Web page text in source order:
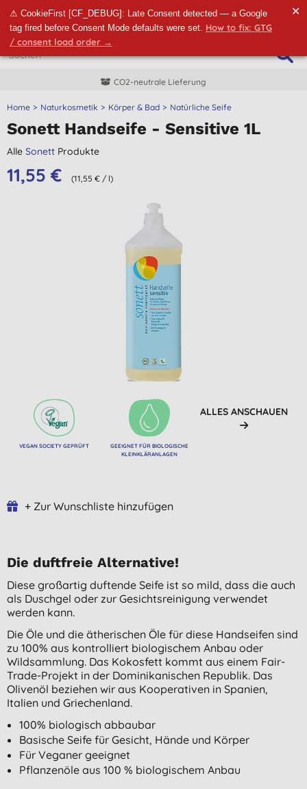
⚠ CookieFirst [CF_DEBUG]: Late Consent detected — a Google
tag fired before Consent Mode defaults were set. How to fix: GTG
/ consent load order →
✕
CO2-neutrale Lieferung
Home Naturkosmetik Körper & Bad Natürliche Seife
Sonett Handseife - Sensitive 1L
Alle Sonett Produkte
11,55 € (11,55 € / l)
VEGAN SOCIETY GEPRÜFT
GEEIGNET FÜR BIOLOGISCHE
KLEINKLÄRANLAGEN
ALLES ANSCHAUEN
+ Zur Wunschliste hinzufügen
Die duftfreie Alternative!
Diese großartig duftende Seife ist so mild, dass die auch
als Duschgel oder zur Gesichtsreinigung verwendet
werden kann.
Die Öle und die ätherischen Öle für diese Handseifen sind
zu 100% aus kontrolliert biologischem Anbau oder
Wildsammlung. Das Kokosfett kommt aus einem Fair-
Trade-Projekt in der Dominikanischen Republik. Das
Olivenöl beziehen wir aus Kooperativen in Spanien,
Italien und Griechenland.
100% biologisch abbaubar
Basische Seife für Gesicht, Hände und Körper
Für Veganer geeignet
Pflanzenöle aus 100 % biologischem Anbau